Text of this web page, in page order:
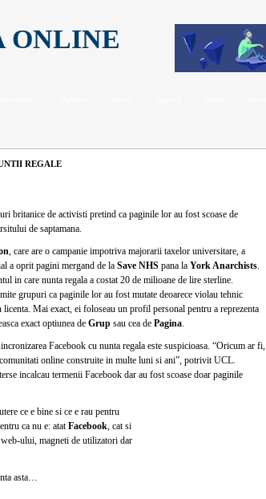
ONLINE
REGALE
britanice de activisti pretind ca paginile lor au fost scoase de
de saptamana.
, care are o campanie impotriva majorarii taxelor universitare, a
a oprit pagini mergand de la Save NHS pana la York Anarchists.
in care nunta regala a costat 20 de milioane de lire sterline.
grupuri ca paginile lor au fost mutate deoarece violau tehnic
Mai exact, ei foloseau un profil personal pentru a reprezenta
exact optiunea de Grup sau cea de Pagina.
Facebook cu nunta regala este suspicioasa. “Oricum ar fi,
online construite in multe luni si ani”, potrivit UCL.
incalcau termenii Facebook dar au fost scoase doar paginile
ce e bine si ce e rau pentru
ca nu e: atatFacebook, cat si
ului, magneti de utilizatori dar
asta…